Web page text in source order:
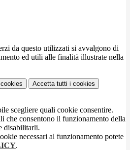
da questo utilizzati si avvalgono di
ed utili alle finalità illustrate nella
Accetta tutti i cookies
scegliere quali cookie consentire.
che consentono il funzionamento della
disabilitarli.
necessari al funzionamento potete
.